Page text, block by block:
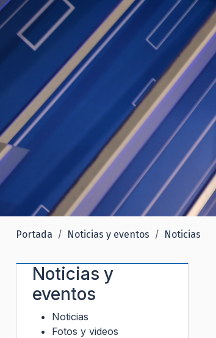
Portada Noticias y eventos Noticias
Noticias y
eventos
Noticias
Fotos y videos